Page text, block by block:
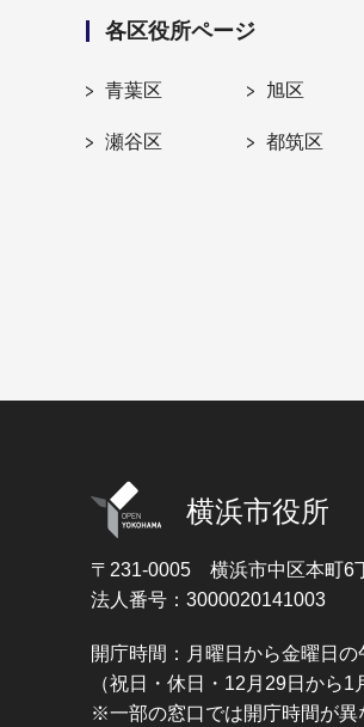
各区役所ページ
青葉区 旭区
瀬谷区 都筑区
横浜市役所
〒231-0005 横浜市中区本町6
法人番号：3000020141003
開庁時間：月曜日から金曜日
（祝日・休日・12月29日から1
※一部の窓口では開庁時間が異